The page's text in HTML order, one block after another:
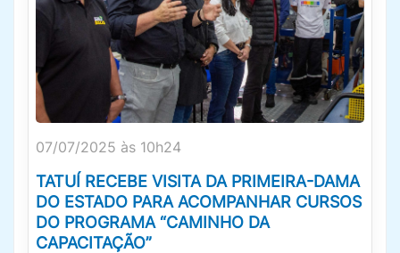
07/07/2025 às 10h24
TATUÍ RECEBE VISITA DA PRIMEIRA-DAMA
DO ESTADO PARA ACOMPANHAR CURSOS
DO PROGRAMA “CAMINHO DA
CAPACITAÇÃO”